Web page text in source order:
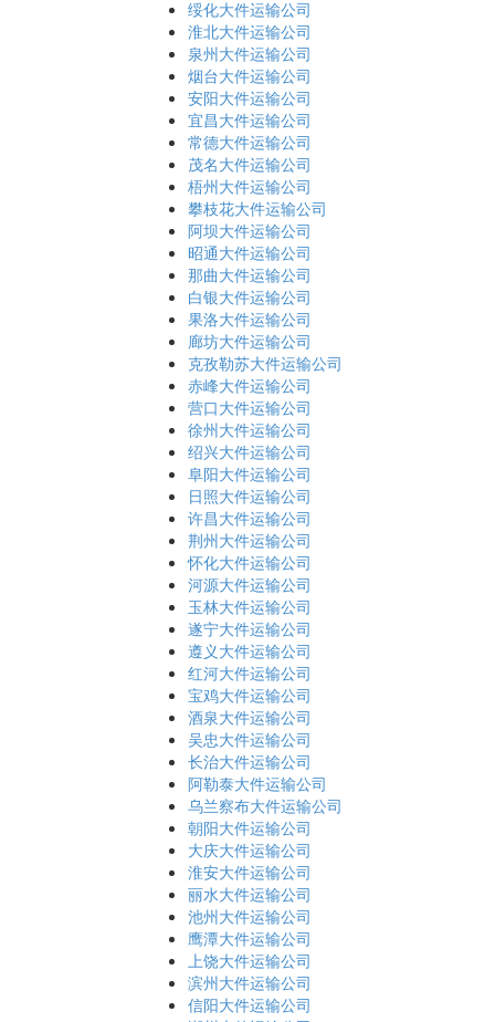
绥化大件运输公司
淮北大件运输公司
泉州大件运输公司
烟台大件运输公司
安阳大件运输公司
宜昌大件运输公司
常德大件运输公司
茂名大件运输公司
梧州大件运输公司
攀枝花大件运输公司
阿坝大件运输公司
昭通大件运输公司
那曲大件运输公司
白银大件运输公司
果洛大件运输公司
廊坊大件运输公司
克孜勒苏大件运输公司
赤峰大件运输公司
营口大件运输公司
徐州大件运输公司
绍兴大件运输公司
阜阳大件运输公司
日照大件运输公司
许昌大件运输公司
荆州大件运输公司
怀化大件运输公司
河源大件运输公司
玉林大件运输公司
遂宁大件运输公司
遵义大件运输公司
红河大件运输公司
宝鸡大件运输公司
酒泉大件运输公司
吴忠大件运输公司
长治大件运输公司
阿勒泰大件运输公司
乌兰察布大件运输公司
朝阳大件运输公司
大庆大件运输公司
淮安大件运输公司
丽水大件运输公司
池州大件运输公司
鹰潭大件运输公司
上饶大件运输公司
滨州大件运输公司
信阳大件运输公司